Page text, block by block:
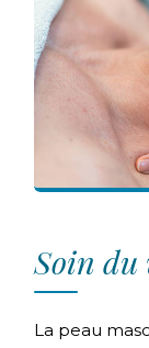
Soin du
La peau